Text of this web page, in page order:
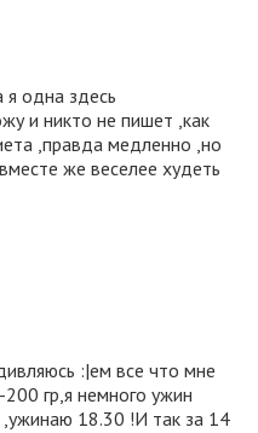
я одна здесь
и никто не пишет ,как
,правда медленно ,но
же веселее худеть
:|ем все что мне
гр,я немного ужин
18.30 !И так за 14